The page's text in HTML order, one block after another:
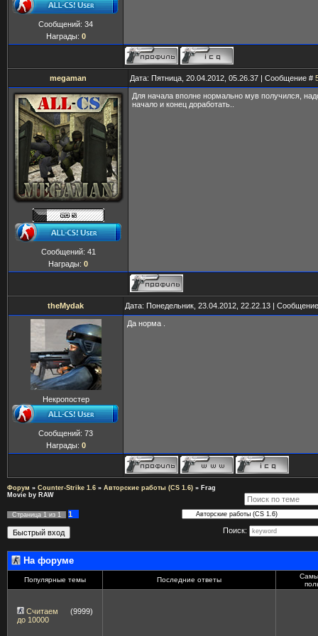
Сообщений: 34
Награды: 0
megaman Дата: Пятница, 20.04.2012, 05.26.37 | Сообщение #
Сообщений: 41
Награды: 0
Для начала вполне нормально мув получился,
начало и конец доработать..
theMydak Дата: Понедельник, 23.04.2012, 22.22.13 |
Некропостер
Сообщений: 73
Награды: 0
Да норма .
Форум » Counter-Strike 1.6 » Авторские работы (CS 1.6) » Frag
Movie by RAW
Страница 1 из 1
1
Поиск:
На форуме
Популярные темы Последние ответы
Считаем
до 10000
(9999)